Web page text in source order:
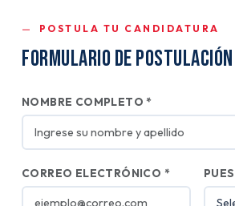
POSTULA TU CANDIDATURA
Formulario de Postulación
NOMBRE COMPLETO *
CORREO ELECTRÓNICO *